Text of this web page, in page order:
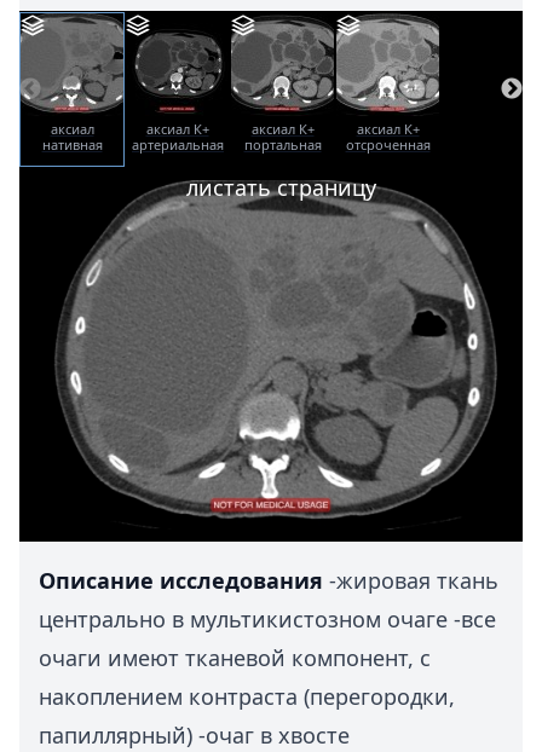
аксиал
нативная
аксиал К+
артериальная
аксиал К+
портальная
аксиал К+
отсроченная
листать страницу
Описание исследования -жировая ткань
центрально в мультикистозном очаге -все
очаги имеют тканевой компонент, с
накоплением контраста (перегородки,
папиллярный) -очаг в хвосте